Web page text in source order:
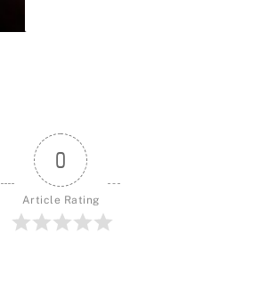
0
Article Rating